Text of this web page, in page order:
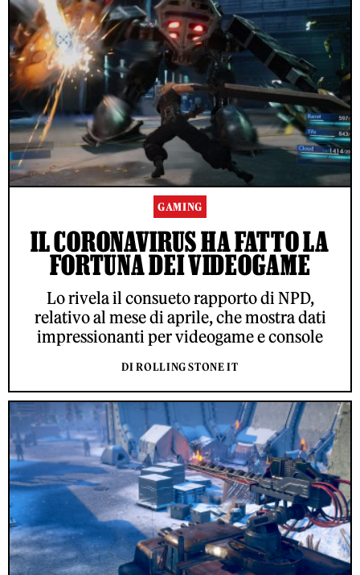
GAMING
IL CORONAVIRUS HA FATTO LA
FORTUNA DEI VIDEOGAME
Lo rivela il consueto rapporto di NPD,
relativo al mese di aprile, che mostra dati
impressionanti per videogame e console
DI ROLLING STONE IT